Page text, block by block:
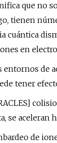
que no
tienen
cuántica
en
entornos
tener
se aceleran
de